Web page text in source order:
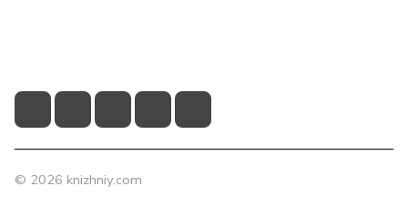
© 2026 knizhniy.com